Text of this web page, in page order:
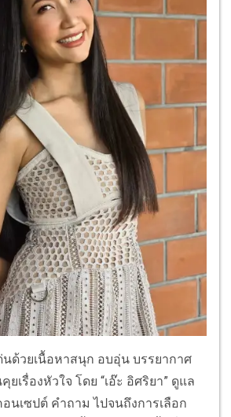
นด้วยเนื้อหาสนุก อบอุ่น บรรยากาศ
ยเรื่องหัวใจ โดย “เอ๊ะ อิศริยา” ดูแล
นเซปต์ คำถาม ไปจนถึงการเลือก